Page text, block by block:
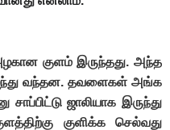
குளம் இருந்தது. அந்த
வந்தன. தவளைகள் அங்க
ஜாலியாக இருந்து
குளிக்க செல்வது